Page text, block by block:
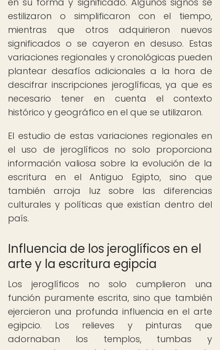
estilizaron o simplificaron con el tiempo,
mientras que otros adquirieron nuevos
significados o se cayeron en desuso. Estas
variaciones regionales y cronológicas pueden
plantear desafíos adicionales a la hora de
descifrar inscripciones jeroglíficas, ya que es
necesario tener en cuenta el contexto
histórico y geográfico en el que se utilizaron.
El estudio de estas variaciones regionales en
el uso de jeroglíficos no solo proporciona
información valiosa sobre la evolución de la
escritura en el Antiguo Egipto, sino que
también arroja luz sobre las diferencias
culturales y políticas que existían dentro del
país.
Influencia de los jeroglíficos en el
arte y la escritura egipcia
Los jeroglíficos no solo cumplieron una
función puramente escrita, sino que también
ejercieron una profunda influencia en el arte
egipcio. Los relieves y pinturas que
adornaban los templos, tumbas y